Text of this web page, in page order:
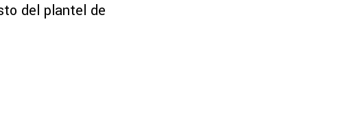
del plantel de